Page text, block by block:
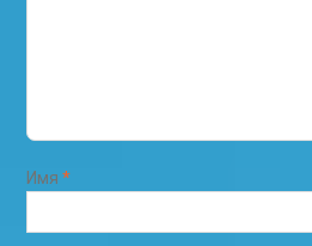
Имя *